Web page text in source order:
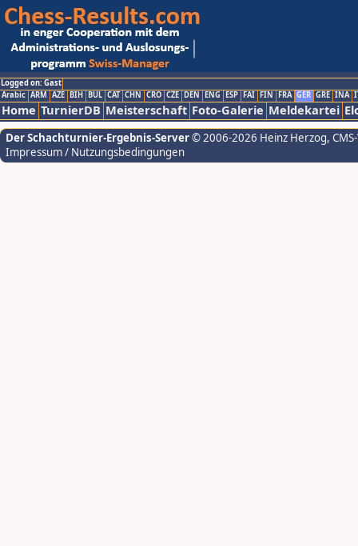
Logged on: Gast
Arabic ARM AZE BIH BUL CAT CHN CRO CZE DEN ENG ESP FAI FIN FRA GER GRE INA
Home TurnierDB Meisterschaft Foto-Galerie Meldekartei
Der Schachturnier-Ergebnis-Server© 2006-2026 Heinz Herzog,
Impressum / Nutzungsbedingungen